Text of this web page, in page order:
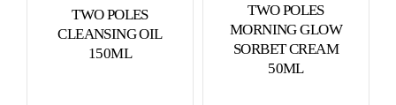
TWO POLES
CLEANSING OIL
150ML
TWO POLES
MORNING GLOW
SORBET CREAM
50ML